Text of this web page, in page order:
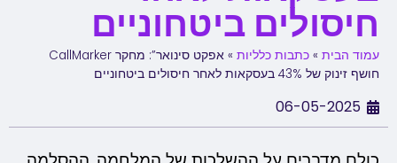
remove_circle_outline הקטנת גופן
הגדלת גופן
spellcheck גופן קריא
brightness_high ניגודיות בהירה
חיסולים ביטחוניים
עמוד הבית » כתבות כלליות »
אפקט סינואר”: מחקר CallMarker
חושף זינוק של 43% בעסקאות לאחר חיסולים ביטחוניים
06-05-2025